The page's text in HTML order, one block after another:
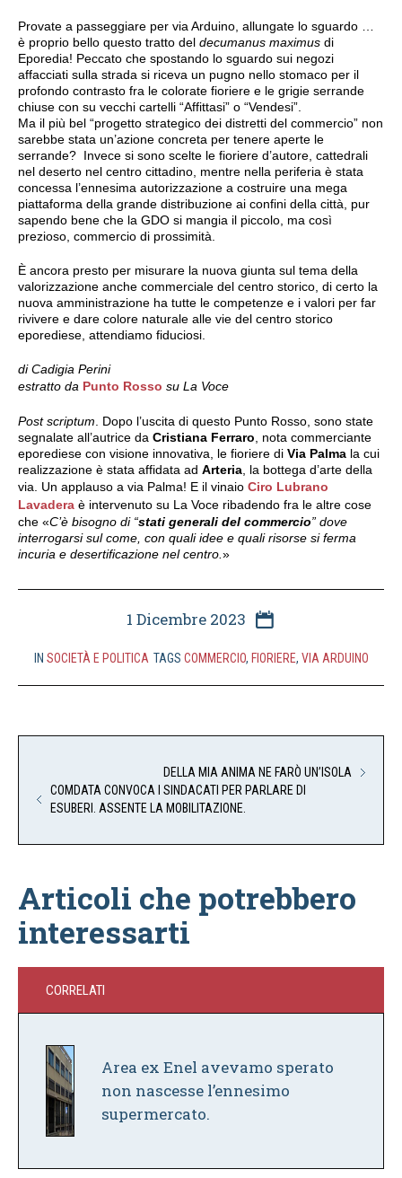
Provate a passeggiare per via Arduino, allungate lo sguardo …
è proprio bello questo tratto del decumanus maximus di
Eporedia! Peccato che spostando lo sguardo sui negozi
affacciati sulla strada si riceva un pugno nello stomaco per il
profondo contrasto fra le colorate fioriere e le grigie serrande
chiuse con su vecchi cartelli “Affittasi” o “Vendesi”.
Ma il più bel “progetto strategico dei distretti del commercio” non
sarebbe stata un’azione concreta per tenere aperte le
serrande? Invece si sono scelte le fioriere d’autore, cattedrali
nel deserto nel centro cittadino, mentre nella periferia è stata
concessa l’ennesima autorizzazione a costruire una mega
piattaforma della grande distribuzione ai confini della città, pur
sapendo bene che la GDO si mangia il piccolo, ma così
prezioso, commercio di prossimità.
È ancora presto per misurare la nuova giunta sul tema della
valorizzazione anche commerciale del centro storico, di certo la
nuova amministrazione ha tutte le competenze e i valori per far
rivivere e dare colore naturale alle vie del centro storico
eporediese, attendiamo fiduciosi.
di Cadigia Perini
estratto da Punto Rosso su La Voce
Post scriptum . Dopo l’uscita di questo Punto Rosso, sono state
segnalate all’autrice da Cristiana Ferraro , nota commerciante
eporediese con visione innovativa, le fioriere di Via Palma la cui
realizzazione è stata affidata ad Arteria , la bottega d’arte della
via. Un applauso a via Palma! E il vinaio Ciro Lubrano
Lavadera è intervenuto su La Voce ribadendo fra le altre cose
che «C’è bisogno di “stati generali del commercio” dove
interrogarsi sul come, con quali idee e quali risorse si ferma
incuria e desertificazione nel centro. »
1 Dicembre 2023
IN SOCIETÀ E POLITICA TAGS COMMERCIO, FIORIERE, VIA ARDUINO
DELLA MIA ANIMA NE FARÒ UN’ISOLA
COMDATA CONVOCA I SINDACATI PER PARLARE DI
ESUBERI. ASSENTE LA MOBILITAZIONE.
Articoli che potrebbero
interessarti
CORRELATI
Area ex Enel avevamo sperato
non nascesse l’ennesimo
supermercato.